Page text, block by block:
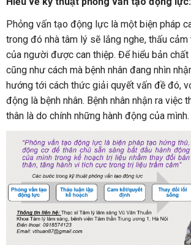
Phỏng vấn tạo động lực là một biện pháp
trong đó nhà tâm lý sẽ lắng nghe, thấu
của người được can thiệp. Để hiểu bản
cũng như cách mà bệnh nhân đang nhìn
hướng tới cách thức giải quyết vấn đề đó,
động là bệnh nhân. Bệnh nhân nhận ra việc
thân là do chính những hành động của mình.